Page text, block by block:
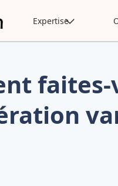
Expertise